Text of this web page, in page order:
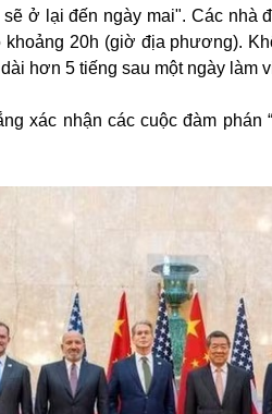
ở lại đến ngày mai". Các nhà
khoảng 20h (giờ địa phương).
hơn 5 tiếng sau một ngày làm
xác nhận các cuộc đàm phán